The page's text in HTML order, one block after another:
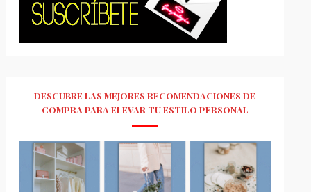
DESCUBRE LAS MEJORES RECOMENDACIONES DE
COMPRA PARA ELEVAR TU ESTILO PERSONAL